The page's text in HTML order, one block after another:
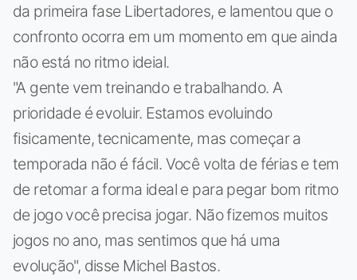
da primeira fase Libertadores, e lamentou que o
confronto ocorra em um momento em que ainda
não está no ritmo ideial.
"A gente vem treinando e trabalhando. A
prioridade é evoluir. Estamos evoluindo
fisicamente, tecnicamente, mas começar a
temporada não é fácil. Você volta de férias e tem
de retomar a forma ideal e para pegar bom ritmo
de jogo você precisa jogar. Não fizemos muitos
jogos no ano, mas sentimos que há uma
evolução", disse Michel Bastos.